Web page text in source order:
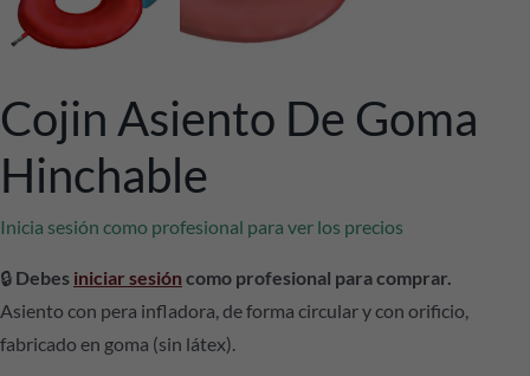
Cojin Asiento De Goma
Hinchable
Inicia sesión como profesional para ver los precios
🔒 Debes iniciar sesión como profesional para comprar.
Asiento con pera infladora, de forma circular y con orificio,
fabricado en goma (sin látex).